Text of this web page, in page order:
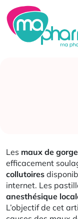
Les maux de
efficacement
collutoires
internet. Les
anesthésique
L’objectif de cet